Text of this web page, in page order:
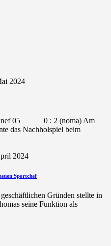
2024
05 0 : 2 (noma) Am
das Nachholspiel beim
2024
Sportchef
Gründen stellte in
seine Funktion als